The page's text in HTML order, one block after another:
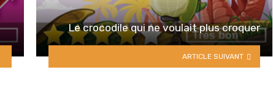
Le crocodile qui ne voulait plus croquer
ARTICLE SUIVANT